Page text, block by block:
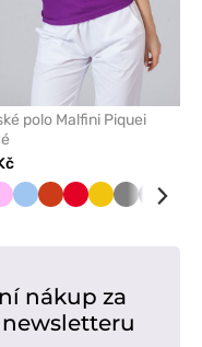
Bílá
polo Malfini Piquei
RůžováModráOranžová
ČervenáŽlutáŠedá
nákup za